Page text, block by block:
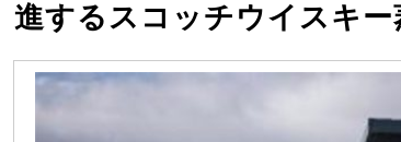
進するスコッチウイスキー